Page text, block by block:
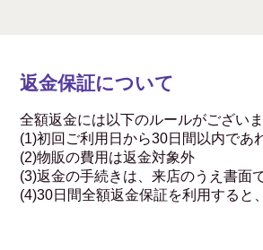
返金保証について
全額返金には以下のルールがございま
(1)初回ご利用日から30日間以内であ
(2)物販の費用は返金対象外
(3)返金の手続きは、来店のうえ書面
(4)30日間全額返金保証を利用すると